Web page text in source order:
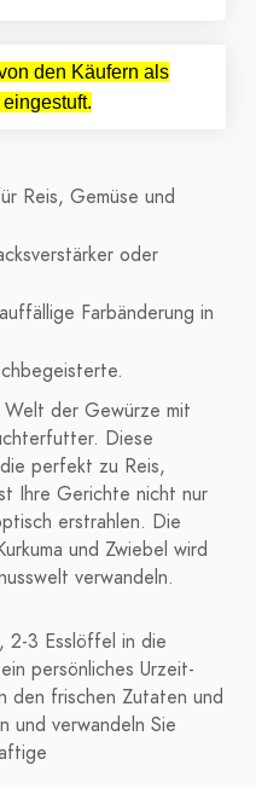
den Käufern als
Reis, Gemüse und
oder
Farbänderung in
der Gewürze mit
Diese
perfekt zu Reis,
Ihre Gerichte nicht nur
erstrahlen. Die
und Zwiebel wird
verwandeln.
2-3 Esslöffel in die
persönliches Urzeit-
den frischen Zutaten und
und verwandeln Sie